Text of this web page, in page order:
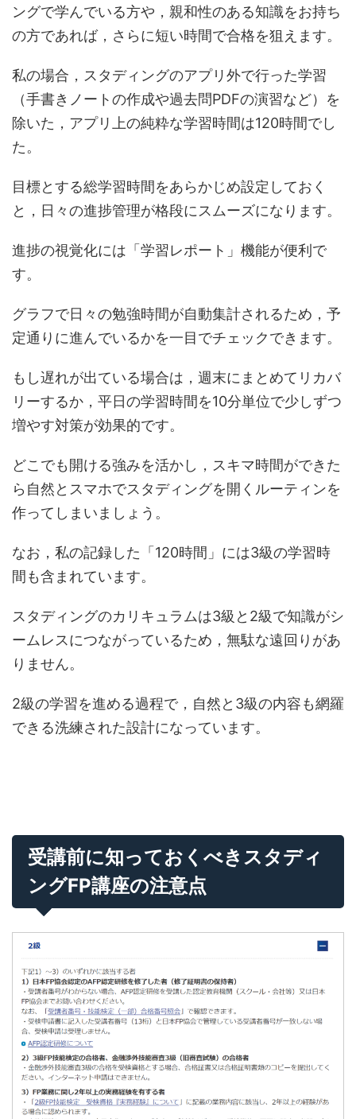
ングで学んでいる方や，親和性のある知識をお持ち
の方であれば，さらに短い時間で合格を狙えます。
私の場合，スタディングのアプリ外で行った学習
（手書きノートの作成や過去問PDFの演習など）を
除いた，アプリ上の純粋な学習時間は120時間でし
た。
目標とする総学習時間をあらかじめ設定しておく
と，日々の進捗管理が格段にスムーズになります。
進捗の視覚化には「学習レポート」機能が便利で
す。
グラフで日々の勉強時間が自動集計されるため，予
定通りに進んでいるかを一目でチェックできます。
もし遅れが出ている場合は，週末にまとめてリカバ
リーするか，平日の学習時間を10分単位で少しずつ
増やす対策が効果的です。
どこでも開ける強みを活かし，スキマ時間ができた
ら自然とスマホでスタディングを開くルーティンを
作ってしまいましょう。
なお，私の記録した「120時間」には3級の学習時
間も含まれています。
スタディングのカリキュラムは3級と2級で知識がシ
ームレスにつながっているため，無駄な遠回りがあ
りません。
2級の学習を進める過程で，自然と3級の内容も網羅
できる洗練された設計になっています。
受講前に知っておくべきスタディ
ングFP講座の注意点